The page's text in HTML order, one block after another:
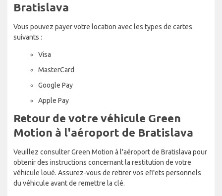
Bratislava
Vous pouvez payer votre location avec les types de cartes
suivants :
Visa
MasterCard
Google Pay
Apple Pay
Retour de votre véhicule Green
Motion à l'aéroport de Bratislava
Veuillez consulter Green Motion à l'aéroport de Bratislava pour
obtenir des instructions concernant la restitution de votre
véhicule loué. Assurez-vous de retirer vos effets personnels
du véhicule avant de remettre la clé.